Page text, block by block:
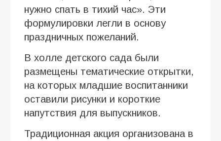
нужно спать в тихий час». Эти
формулировки легли в основу
праздничных пожеланий.
В холле детского сада были
размещены тематические открытки,
на которых младшие воспитанники
оставили рисунки и короткие
напутствия для выпускников.
Традиционная акция организована в